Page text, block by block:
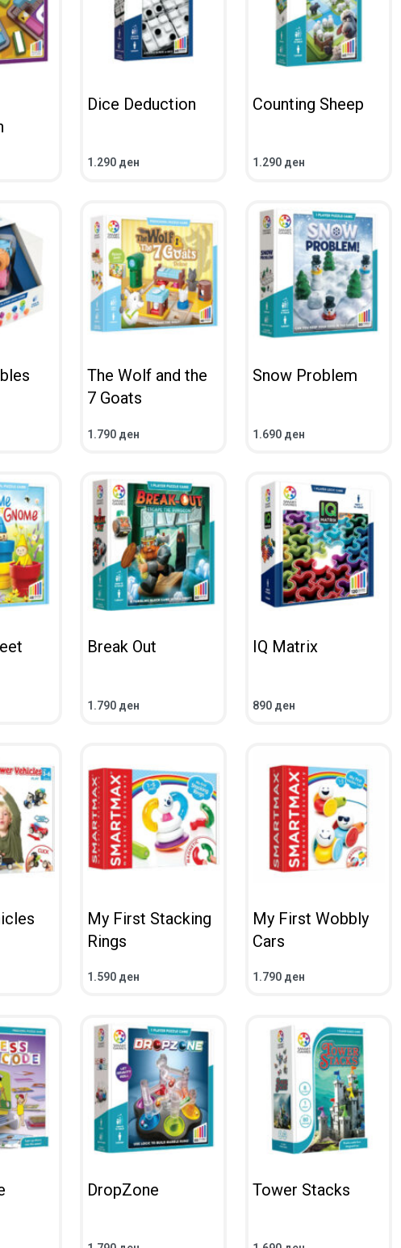
Dice Deduction
1.290 ден
ADD TO CART
Counting Sheep
1.290 ден
ADD TO CART
The Wolf and the
7 Goats
1.790 ден
ADD TO CART
Snow Problem
1.690 ден
ADD TO CART
Break Out
1.790 ден
ADD TO CART
IQ Matrix
890 ден
ADD TO CART
My First Stacking
Rings
1.590 ден
ADD TO CART
My First Wobbly
Cars
1.790 ден
ADD TO CART
DropZone Tower Stacks